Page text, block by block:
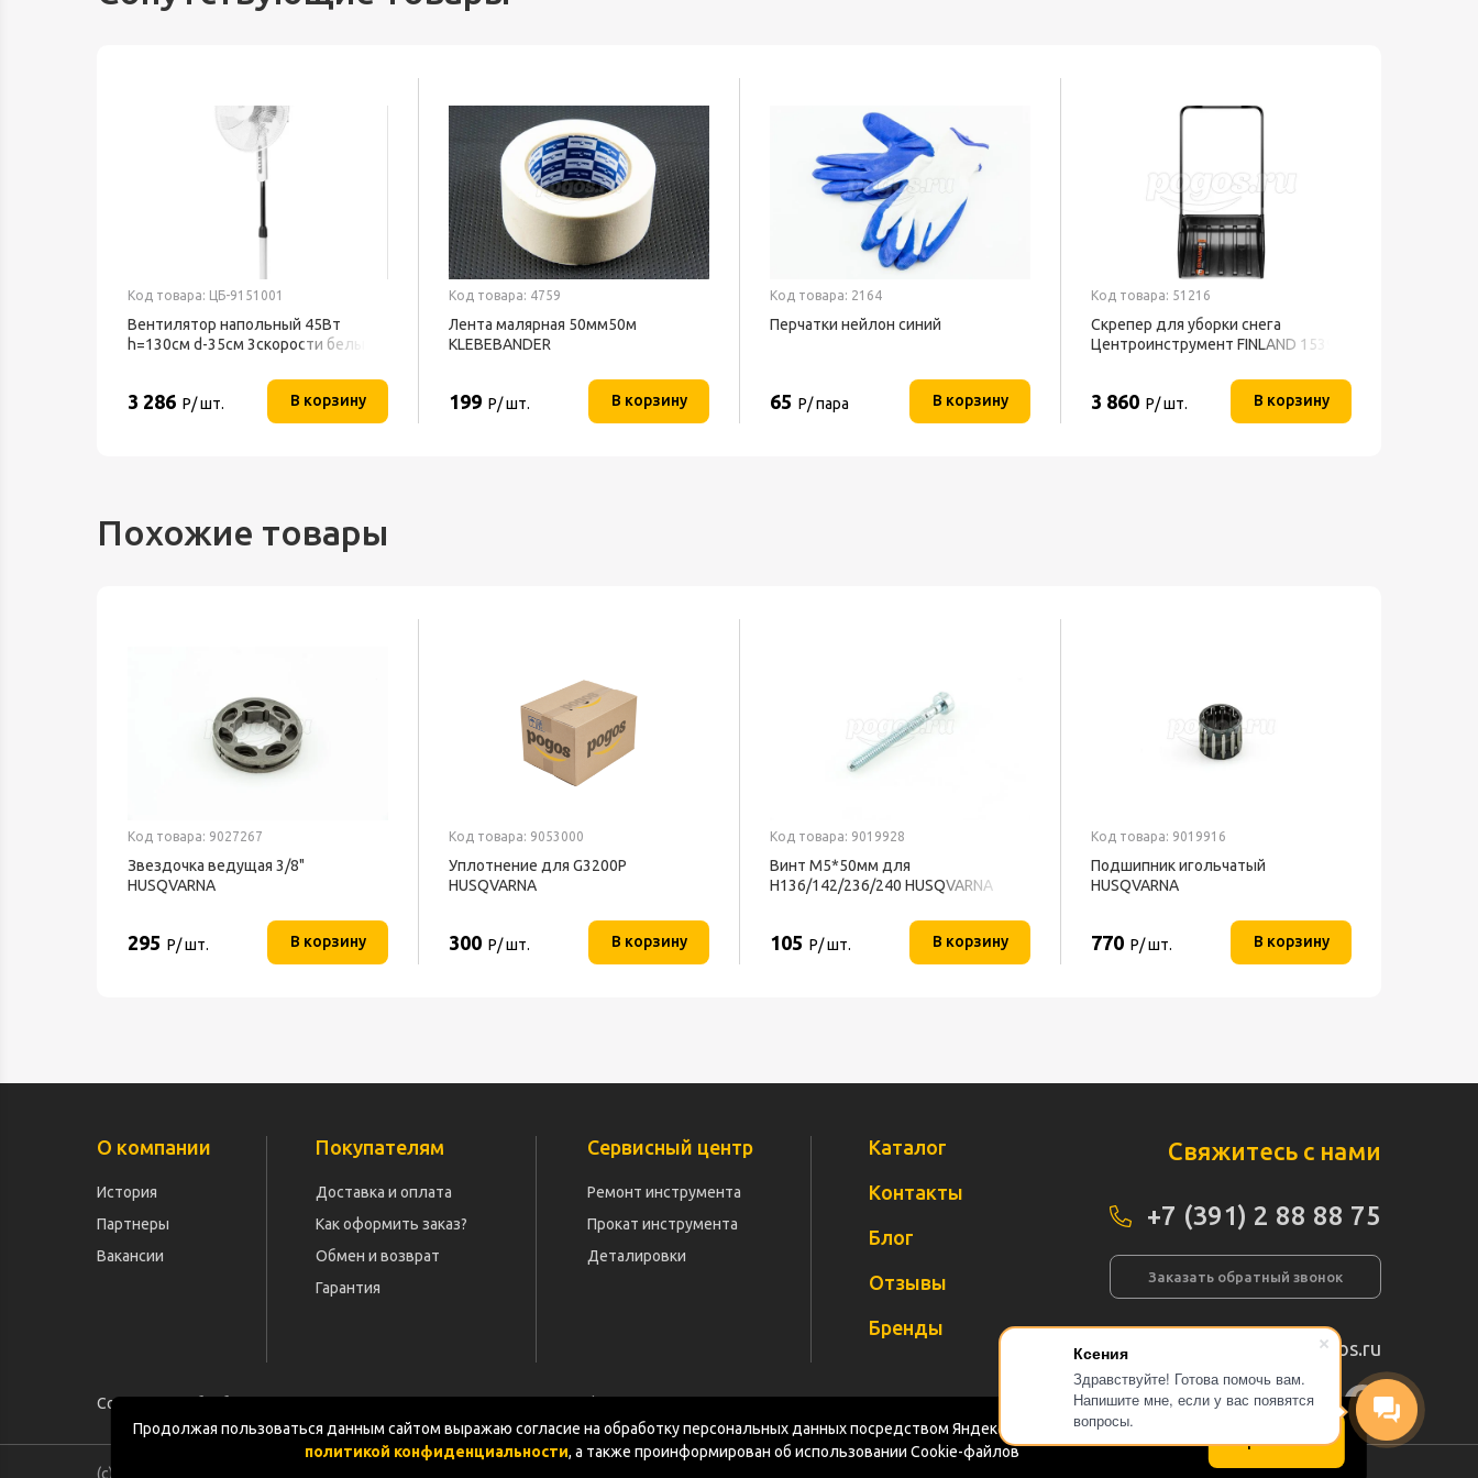
Ксения
Здравствуйте! Готова помочь вам.
Напишите мне, если у вас появятся
вопросы.
Код товара: ЦБ-9151001
Вентилятор напольный 45Вт
h=130см d-35см 3скорости белый
3 286 Р/ шт. В корзину
Код товара: 4759
Лента малярная 50мм50м
KLEBEBANDER
199 Р/ шт. В корзину
Код товара: 2164
Перчатки нейлон синий
65 Р/ пара В корзину
Код товара: 51216
Скрепер для уборки снега
Центроинструмент FINLAND 1539
3 860 Р/ шт. В корзину
Похожие товары
Код товара: 9027267
Звездочка ведущая 3/8"
HUSQVARNA
295 Р/ шт. В корзину
Код товара: 9053000
Уплотнение для G3200P
HUSQVARNA
300 Р/ шт. В корзину
Код товара: 9019928
Винт М5*50мм для
Н136/142/236/240 HUSQVARNA
105 Р/ шт. В корзину
Код товара: 9019916
Подшипник игольчатый
HUSQVARNA
770 Р/ шт. В корзину
Продолжая пользоваться данным сайтом выражаю согласие на обработку персональных данных посредством Яндекс.Метрика в соответствии
политикой конфиденциальности, а также проинформирован об использовании Cookie-файлов
Принимаю
О компании
История
Партнеры
Вакансии
Покупателям
Доставка и оплата
Как оформить заказ?
Обмен и возврат
Гарантия
Сервисный центр
Ремонт инструмента
Прокат инструмента
Деталировки
Каталог
Контакты
Блог
Отзывы
Бренды
Свяжитесь с нами
+7 (391) 2 88 88 75
Заказать обратный звонок
info@pogos.ru
Согласие на обработку персональных данных Политика конфиденциальности Документация Карта сайта
(с) «POGOS.ru» 2010-2026 (ИП Чивчян М.Р.)